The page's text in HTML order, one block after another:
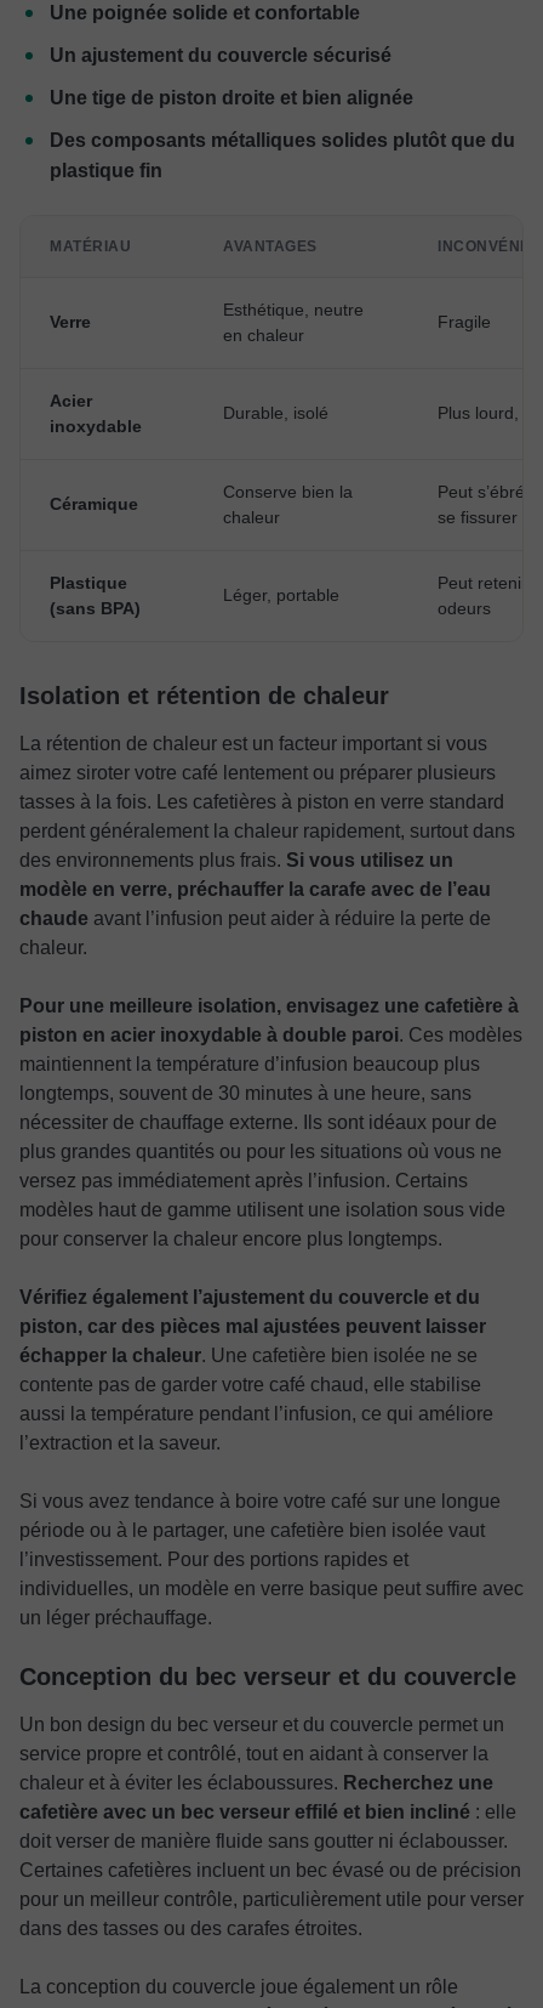
Une poignée solide et confortable
Un ajustement du couvercle sécurisé
Une tige de piston droite et bien alignée
Des composants métalliques solides plutôt que du
plastique fin
MATÉRIAU AVANTAGES
Verre
Esthétique, neutre
en chaleur
Fragile
Acier
inoxydable
Durable, isolé Plus lourd,
Céramique
Conserve bien la
chaleur
Peut
se fissurer
Plastique
(sans BPA)
Léger, portable
Peut retenir
odeurs
Isolation et rétention de chaleur
La rétention de chaleur est un facteur important si vous
aimez siroter votre café lentement ou préparer plusieurs
tasses à la fois. Les cafetières à piston en verre standard
perdent généralement la chaleur rapidement, surtout dans
des environnements plus frais. Si vous utilisez un
modèle en verre, préchauffer la carafe avec de l’eau
chaude avant l’infusion peut aider à réduire la perte de
chaleur.
Pour une meilleure isolation, envisagez une cafetière à
piston en acier inoxydable à double paroi. Ces modèles
maintiennent la température d’infusion beaucoup plus
longtemps, souvent de 30 minutes à une heure, sans
nécessiter de chauffage externe. Ils sont idéaux pour de
plus grandes quantités ou pour les situations où vous ne
versez pas immédiatement après l’infusion. Certains
modèles haut de gamme utilisent une isolation sous vide
pour conserver la chaleur encore plus longtemps.
Vérifiez également l’ajustement du couvercle et du
piston, car des pièces mal ajustées peuvent laisser
échapper la chaleur. Une cafetière bien isolée ne se
contente pas de garder votre café chaud, elle stabilise
aussi la température pendant l’infusion, ce qui améliore
l’extraction et la saveur.
Si vous avez tendance à boire votre café sur une longue
période ou à le partager, une cafetière bien isolée vaut
l’investissement. Pour des portions rapides et
individuelles, un modèle en verre basique peut suffire avec
un léger préchauffage.
Conception du bec verseur et du couvercle
Un bon design du bec verseur et du couvercle permet un
service propre et contrôlé, tout en aidant à conserver la
chaleur et à éviter les éclaboussures. Recherchez une
cafetière avec un bec verseur effilé et bien incliné : elle
doit verser de manière fluide sans goutter ni éclabousser.
Certaines cafetières incluent un bec évasé ou de précision
pour un meilleur contrôle, particulièrement utile pour verser
dans des tasses ou des carafes étroites.
La conception du couvercle joue également un rôle